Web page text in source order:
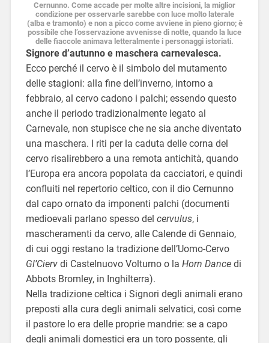
Cernunno. Come accade per molte altre incisioni, la miglior
condizione per osservarle sarebbe con luce molto laterale
(alba e tramonto) e non a picco come avviene in pieno giorno; è
possibile che l’osservazione avvenisse di notte, quando la luce
delle fiaccole animava letteralmente i personaggi istoriati.
Signore d’autunno e maschera carnevalesca.
Ecco perché il cervo è il simbolo del mutamento
delle stagioni: alla fine dell’inverno, intorno a
febbraio, al cervo cadono i palchi; essendo questo
anche il periodo tradizionalmente legato al
Carnevale, non stupisce che ne sia anche diventato
una maschera. I riti per la caduta delle corna del
cervo risalirebbero a una remota antichità, quando
l’Europa era ancora popolata da cacciatori, e quindi
confluiti nel repertorio celtico, con il dio Cernunno
dal capo ornato da imponenti palchi (documenti
medioevali parlano spesso del cervulus, i
mascheramenti da cervo, alle Calende di Gennaio,
di cui oggi restano la tradizione dell’Uomo-Cervo
Gl’Ciervdi Castelnuovo Volturno o la Horn Dancedi
Abbots Bromley, in Inghilterra).
Nella tradizione celtica i Signori degli animali erano
preposti alla cura degli animali selvatici, così come
il pastore lo era delle proprie mandrie: se a capo
degli animali domestici era un toro possente, gli